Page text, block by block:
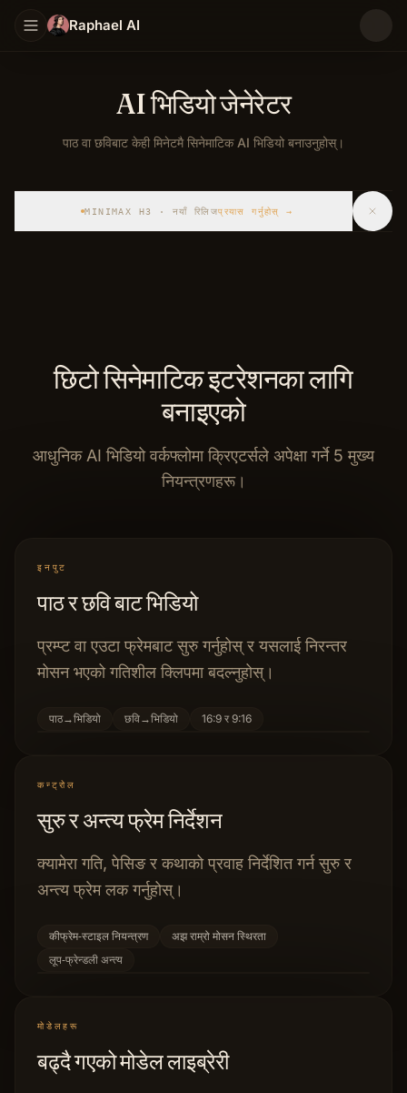
Raphael AI
AI भिडियो जेनेरेटर
पाठ वा छविबाट केही मिनेटमै सिनेमाटिक AI भिडियो बनाउनुहोस्।
MINIMAX H3 · नयाँ रिलिजप्रयास गर्नुहोस् →
छिटो सिनेमाटिक इटरेशनका लागि
बनाइएको
आधुनिक AI भिडियो वर्कफ्लोमा क्रिएटर्सले अपेक्षा गर्ने 5 मुख्य
नियन्त्रणहरू।
इनपुट
पाठ र छवि बाट भिडियो
प्रम्प्ट वा एउटा फ्रेमबाट सुरु गर्नुहोस् र यसलाई निरन्तर
मोसन भएको गतिशील क्लिपमा बदल्नुहोस्।
पाठ→भिडियो छवि→भिडियो 16:9 र 9:16
कन्ट्रोल
सुरु र अन्त्य फ्रेम निर्देशन
क्यामेरा गति, पेसिङ र कथाको प्रवाह निर्देशित गर्न सुरु र
अन्त्य फ्रेम लक गर्नुहोस्।
कीफ्रेम‑स्टाइल नियन्त्रण
अझ राम्रो मोसन स्थिरता
लूप‑फ्रेन्डली अन्त्य
मोडेलहरू
बढ्दै गएको मोडेल लाइब्रेरी